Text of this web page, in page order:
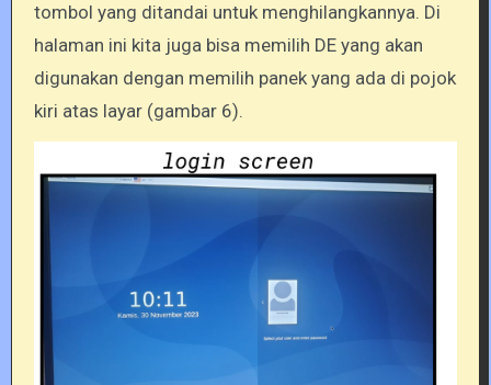
tombol yang ditandai untuk menghilangkannya. Di
halaman ini kita juga bisa memilih DE yang akan
digunakan dengan memilih panek yang ada di pojok
kiri atas layar (gambar 6).